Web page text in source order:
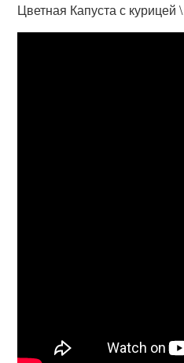
Цветная Капуста с курицей \